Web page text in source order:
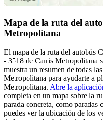
Mapa de la ruta del
Metropolitana
El mapa de la ruta del autobús
- 3518 de Carris Metropolitana
muestra un resumen de todas
Metropolitana para ayudarte a
Metropolitana. Abre la
completa en un mapa sobre la
parada concreta, como paradas
puedes ver la ubicación de los